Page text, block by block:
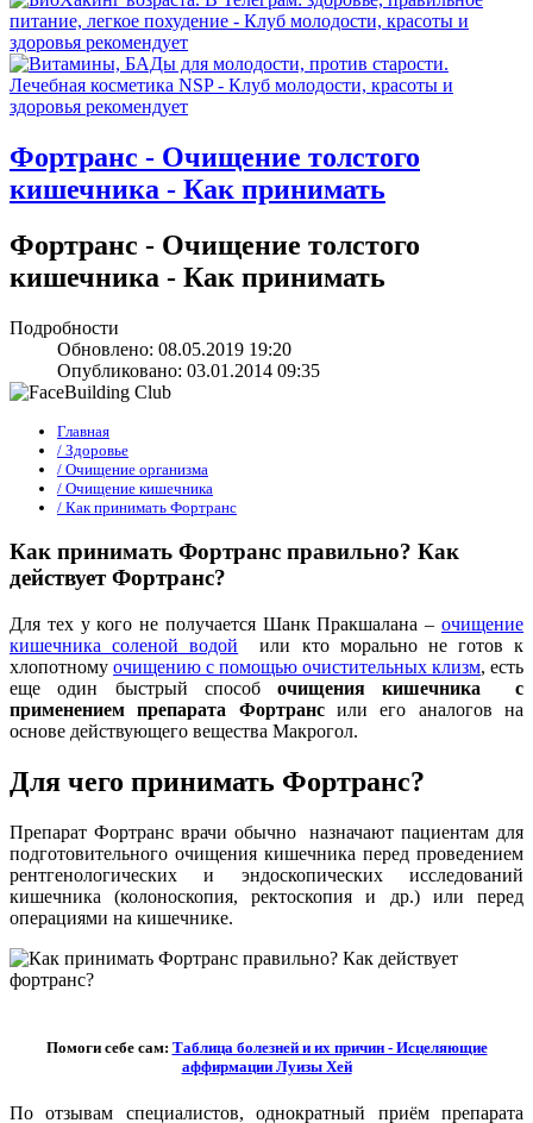
Фортранс - Очищение толстого
кишечника - Как принимать
Фортранс - Очищение толстого
кишечника - Как принимать
Подробности
Обновлено: 08.05.2019 19:20
Опубликовано: 03.01.2014 09:35
Главная
/ Здоровье
/ Очищение организма
/ Очищение кишечника
/ Как принимать Фортранс
Как принимать Фортранс правильно? Как
действует Фортранс?
Для тех у кого не получается Шанк Пракшалана – очищение
кишечника соленой водой или кто морально не готов к
хлопотному очищению с помощью очистительных клизм, есть
еще один быстрый способочищения кишечника с
применением препарата Фортрансили его аналогов на
основе действующего вещества Макрогол.
Для чего принимать Фортранс?
Препарат Фортранс врачи обычно назначают пациентам для
подготовительного очищения кишечника перед проведением
рентгенологических и эндоскопических исследований
кишечника (колоноскопия, ректоскопия и др.) или перед
операциями на кишечнике.
Помоги себе сам: Таблица болезней и их причин - Исцеляющие
аффирмации Луизы Хей
По отзывам специалистов, однократный приём препарата